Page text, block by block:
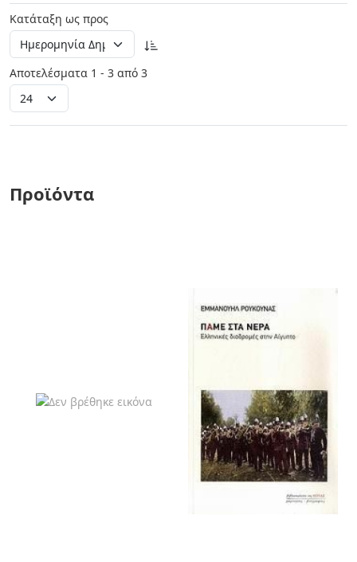
Κατάταξη ως προς
Αποτελέσματα 1 - 3 από 3
Προϊόντα